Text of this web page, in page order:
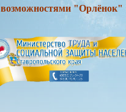
возможностями "Орлёнок"